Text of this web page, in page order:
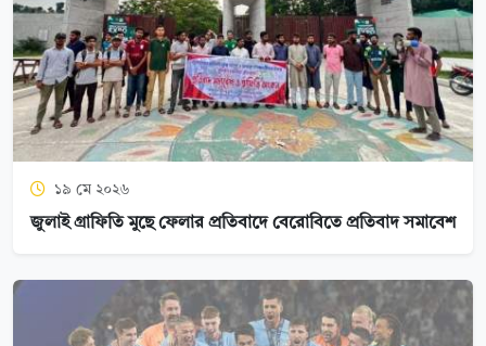
১৯ মে ২০২৬
জুলাই গ্রাফিতি মুছে ফেলার প্রতিবাদে বেরোবিতে প্রতিবাদ সমাবেশ